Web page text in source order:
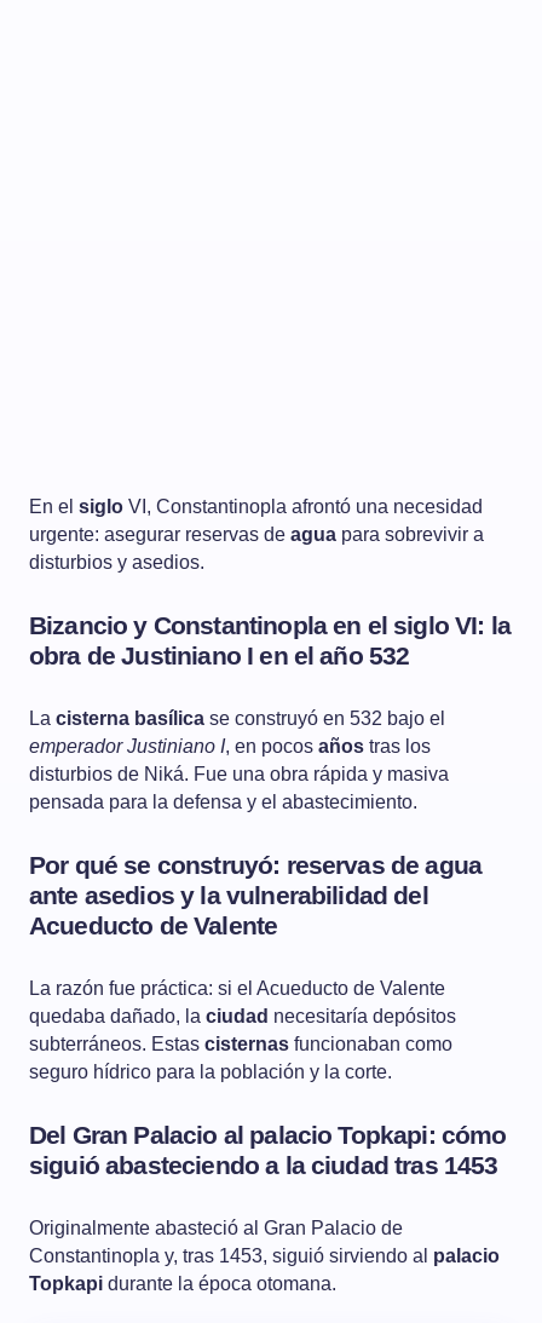
En el siglo VI, Constantinopla afrontó una necesidad
urgente: asegurar reservas de agua para sobrevivir a
disturbios y asedios.
Bizancio y Constantinopla en el siglo VI: la
obra de Justiniano I en el año 532
La cisterna basílica se construyó en 532 bajo el
emperador Justiniano I, en pocos años tras los
disturbios de Niká. Fue una obra rápida y masiva
pensada para la defensa y el abastecimiento.
Por qué se construyó: reservas de agua
ante asedios y la vulnerabilidad del
Acueducto de Valente
La razón fue práctica: si el Acueducto de Valente
quedaba dañado, la ciudad necesitaría depósitos
subterráneos. Estas cisternas funcionaban como
seguro hídrico para la población y la corte.
Del Gran Palacio al palacio Topkapi: cómo
siguió abasteciendo a la ciudad tras 1453
Originalmente abasteció al Gran Palacio de
Constantinopla y, tras 1453, siguió sirviendo al palacio
Topkapi durante la época otomana.